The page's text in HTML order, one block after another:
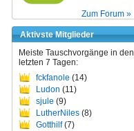
Zum Forum »
Aktivste Mitglieder
Meiste Tauschvorgänge in den
letzten 7 Tagen:
fckfanole (14)
Ludon (11)
sjule (9)
LutherNiles (8)
Gotthilf(7)